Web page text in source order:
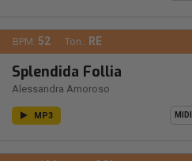
BPM: 52 Ton.: RE
Splendida Follia
Alessandra Amoroso
MP3 MIDI